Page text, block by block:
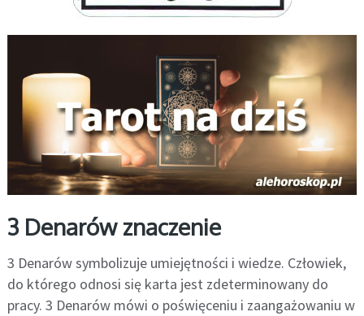
3 Denarów znaczenie
3 Denarów symbolizuje umiejętności i wiedze. Człowiek,
do którego odnosi się karta jest zdeterminowany do
pracy. 3 Denarów mówi o poświęceniu i zaangażowaniu w